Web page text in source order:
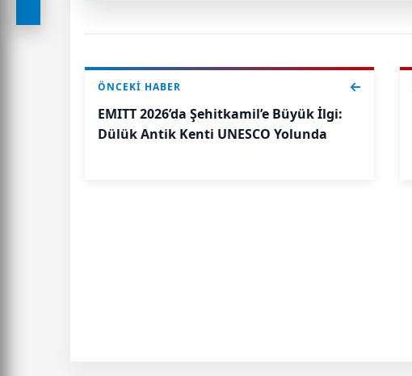
ÖNCEKI HABER
EMITT 2026’da Şehitkamil’e Büyük İlgi:
Dülük Antik Kenti UNESCO Yolunda